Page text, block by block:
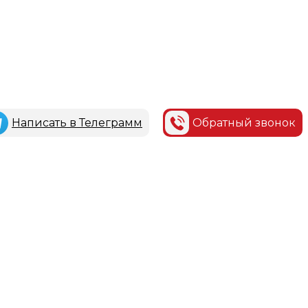
Написать в Телеграмм Обратный звонок